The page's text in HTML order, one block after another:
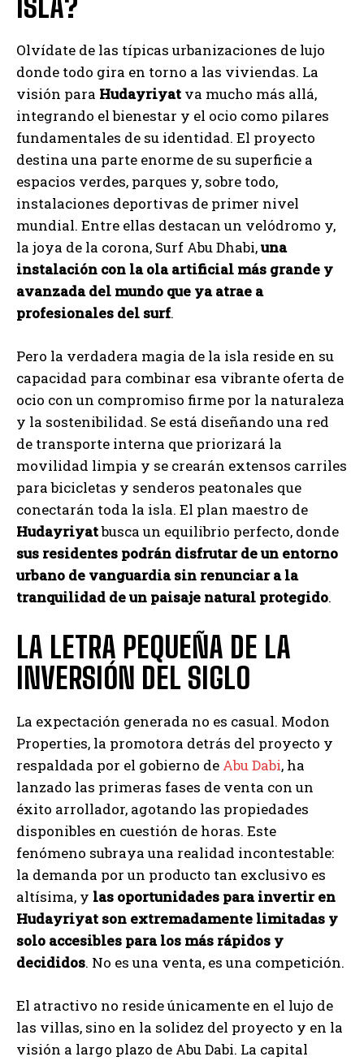
ISLA?
Olvídate de las típicas urbanizaciones de lujo
donde todo gira en torno a las viviendas. La
visión para Hudayriyat va mucho más allá,
integrando el bienestar y el ocio como pilares
fundamentales de su identidad. El proyecto
destina una parte enorme de su superficie a
espacios verdes, parques y, sobre todo,
instalaciones deportivas de primer nivel
mundial. Entre ellas destacan un velódromo y,
la joya de la corona, Surf Abu Dhabi,una
instalación con la ola artificial más grande y
avanzada del mundo que ya atrae a
profesionales del surf.
Pero la verdadera magia de la isla reside en su
capacidad para combinar esa vibrante oferta de
ocio con un compromiso firme por la naturaleza
y la sostenibilidad. Se está diseñando una red
de transporte interna que priorizará la
movilidad limpia y se crearán extensos carriles
para bicicletas y senderos peatonales que
conectarán toda la isla. El plan maestro de
Hudayriyatbusca un equilibrio perfecto, donde
sus residentes podrán disfrutar de un entorno
urbano de vanguardia sin renunciar a la
tranquilidad de un paisaje natural protegido.
LA LETRA PEQUEÑA DE LA
INVERSIÓN DEL SIGLO
La expectación generada no es casual. Modon
Properties, la promotora detrás del proyecto y
respaldada por el gobierno de Abu Dabi, ha
lanzado las primeras fases de venta con un
éxito arrollador, agotando las propiedades
disponibles en cuestión de horas. Este
fenómeno subraya una realidad incontestable:
la demanda por un producto tan exclusivo es
altísima, y las oportunidades para invertir en
Hudayriyat son extremadamente limitadas y
solo accesibles para los más rápidos y
decididos. No es una venta, es una competición.
El atractivo no reside únicamente en el lujo de
las villas, sino en la solidez del proyecto y en la
visión a largo plazo de Abu Dabi. La capital